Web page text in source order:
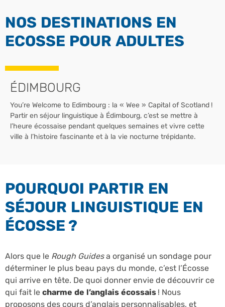
NOS DESTINATIONS EN
ECOSSE POUR ADULTES
ÉDIMBOURG
You’re Welcome to Edimbourg : la « Wee » Capital of Scotland !
Partir en séjour linguistique à Édimbourg, c’est se mettre à
l’heure écossaise pendant quelques semaines et vivre cette
ville à l’histoire fascinante et à la vie nocturne trépidante.
POURQUOI PARTIR EN
SÉJOUR LINGUISTIQUE EN
ÉCOSSE ?
Alors que le Rough Guidesa organisé un sondage pour
déterminer le plus beau pays du monde, c’est l’Écosse
qui arrive en tête. De quoi donner envie de découvrir ce
qui fait le charme de l’anglais écossais ! Nous
proposons des cours d’anglais personnalisables, et